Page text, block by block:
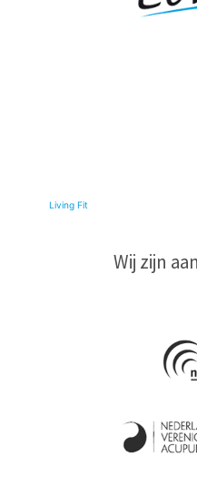
Living Fit
Wij zijn